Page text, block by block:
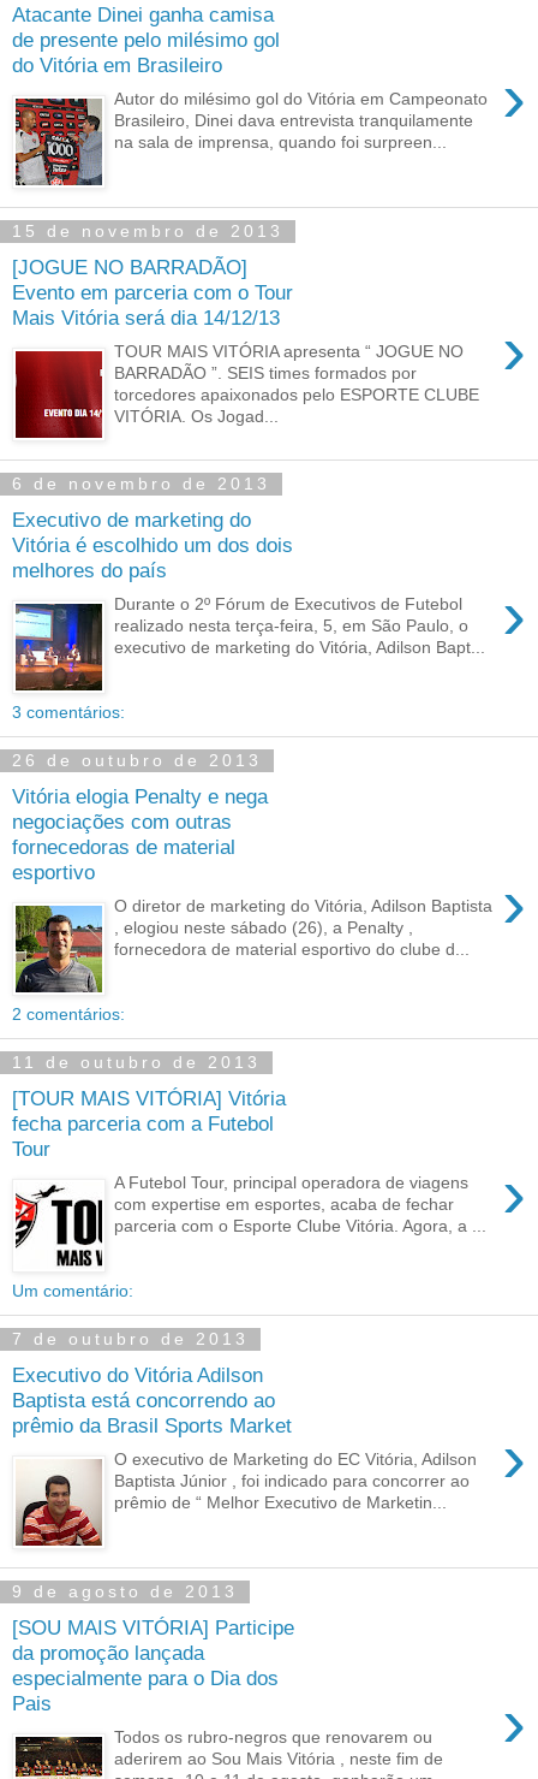
Atacante Dinei ganha camisa
de presente pelo milésimo gol
do Vitória em Brasileiro
›
Autor do milésimo gol do Vitória em Campeonato
Brasileiro, Dinei dava entrevista tranquilamente
na sala de imprensa, quando foi surpreen...
15 de novembro de 2013
[JOGUE NO BARRADÃO]
Evento em parceria com o Tour
Mais Vitória será dia 14/12/13
›
TOUR MAIS VITÓRIA apresenta “ JOGUE NO
BARRADÃO ”. SEIS times formados por
torcedores apaixonados pelo ESPORTE CLUBE
VITÓRIA. Os Jogad...
6 de novembro de 2013
Executivo de marketing do
Vitória é escolhido um dos dois
melhores do país
›
Durante o 2º Fórum de Executivos de Futebol
realizado nesta terça-feira, 5, em São Paulo, o
executivo de marketing do Vitória, Adilson Bapt...
3 comentários:
26 de outubro de 2013
Vitória elogia Penalty e nega
negociações com outras
fornecedoras de material
esportivo
›
O diretor de marketing do Vitória, Adilson Baptista
, elogiou neste sábado (26), a Penalty ,
fornecedora de material esportivo do clube d...
2 comentários:
11 de outubro de 2013
[TOUR MAIS VITÓRIA] Vitória
fecha parceria com a Futebol
Tour
›
A Futebol Tour, principal operadora de viagens
com expertise em esportes, acaba de fechar
parceria com o Esporte Clube Vitória. Agora, a ...
Um comentário:
7 de outubro de 2013
Executivo do Vitória Adilson
Baptista está concorrendo ao
prêmio da Brasil Sports Market
›
O executivo de Marketing do EC Vitória, Adilson
Baptista Júnior , foi indicado para concorrer ao
prêmio de “ Melhor Executivo de Marketin...
9 de agosto de 2013
[SOU MAIS VITÓRIA] Participe
da promoção lançada
especialmente para o Dia dos
Pais
›
Todos os rubro-negros que renovarem ou
aderirem ao Sou Mais Vitória , neste fim de